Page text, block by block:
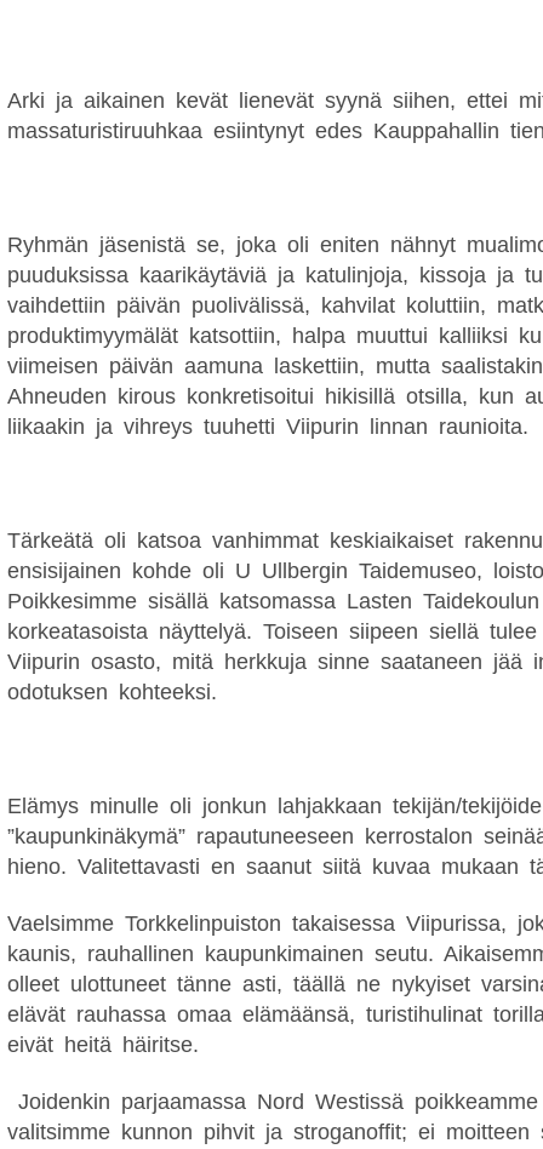
Arki ja aikainen kevät lienevät syynä siihen, ettei
massaturistiruuhkaa esiintynyt edes Kauppahallin
Ryhmän jäsenistä se, joka oli eniten nähnyt
puuduksissa kaarikäytäviä ja katulinjoja, kissoja ja
vaihdettiin päivän puolivälissä, kahvilat koluttiin,
produktimyymälät katsottiin, halpa muuttui kalliiksi
viimeisen päivän aamuna laskettiin, mutta
Ahneuden kirous konkretisoitui hikisillä otsilla, kun
liikaakin ja vihreys tuuhetti Viipurin linnan raunioita.
Tärkeätä oli katsoa vanhimmat keskiaikaiset
ensisijainen kohde oli U Ullbergin Taidemuseo,
Poikkesimme sisällä katsomassa Lasten
korkeatasoista näyttelyä. Toiseen siipeen siellä
Viipurin osasto, mitä herkkuja sinne saataneen jää
odotuksen kohteeksi.
Elämys minulle oli jonkun lahjakkaan tekijän/
”kaupunkinäkymä” rapautuneeseen kerrostalon
hieno. Valitettavasti en saanut siitä kuvaa mukaan
Vaelsimme Torkkelinpuiston takaisessa Viipurissa,
kaunis, rauhallinen kaupunkimainen seutu.
olleet ulottuneet tänne asti, täällä ne nykyiset
elävät rauhassa omaa elämäänsä, turistihulinat
eivät heitä häiritse.
Joidenkin parjaamassa Nord Westissä
valitsimme kunnon pihvit ja stroganoffit; ei moitteen